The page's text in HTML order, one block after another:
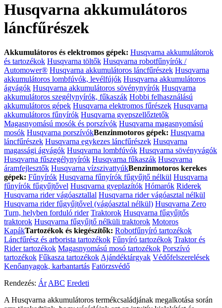
Husqvarna akkumulátoros
láncfűrészek
Akkumulátoros és elektromos gépek: Husqvarna akkumulátorok
és tartozékok Husqvarna töltők Husqvarna robotfűnyírók /
Automower® Husqvarna akkumulátoros láncfűrészek Husqvarna
akkumulátoros lombfúvók, levélfújók Husqvarna akkumulátoros
ágvágók Husqvarna akkumulátoros sövénynyírók Husqvarna
akkumulátoros szegélynyírók, fűkaszák Hobbi felhasználású
akkumulátoros gépek Husqvarna elektromos fűrészek Husqvarna
akkumulátoros fűnyírók Husqvarna gyepszellőztetők
Magasnyomású mosók és porszívók Husqvarna magasnyomású
mosók Husqvarna porszívókBenzinmotoros gépek: Husqvarna
láncfűrészek Husqvarna egykezes láncfűrészek Husqvarna
magassági ágvágók Husqvarna lombfúvók Husqvarna sövényvágók
Husqvarna fűszegélynyírók Husqvarna fűkaszák Husqvarna
áramfejlesztők Husqvarna vízszivattyúkBenzinmotoros kerekes
gépek: Fűnyírók Husqvarna fűnyírók fűgyűjtő nélkül Husqvarna
fűnyírók fűgyűjtővel Husqvarna gyeplazítók Hómarók Riderek
Husqvarna rider vágóasztallal Husqvarna rider vágóasztal nélkül
Husqvarna rider fűgyűjtővel (vágóasztal nélkül) Husqvarna Zero
Turn, helyben forduló rider Traktorok Husqvarna fűgyűjtős
traktorok Husqvarna fűgyűjtő nélküli traktorok Motoros
KapákTartozékok és kiegészítők: Robotfűnyíró tartozékok
Láncfűrész és arborista tartozékok Fűnyíró tartozékok Traktor és
Rider tartozékok Magasnyomású mosó tartozékok Porszívó
tartozékok Fűkasza tartozékok Ajándéktárgyak Védőfelszerelések
Kenőanyagok, karbantartás Fatörzsvédő
Rendezés: Ár ABC Eredeti
A Husqvarna akkumulátoros termékcsaládjának megalkotása során